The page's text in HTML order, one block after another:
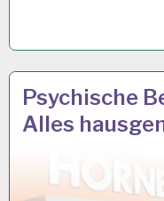
12-
STUNDEN-
ARBEITSTAG…
Psychische
Alles
15 OKT. 2018